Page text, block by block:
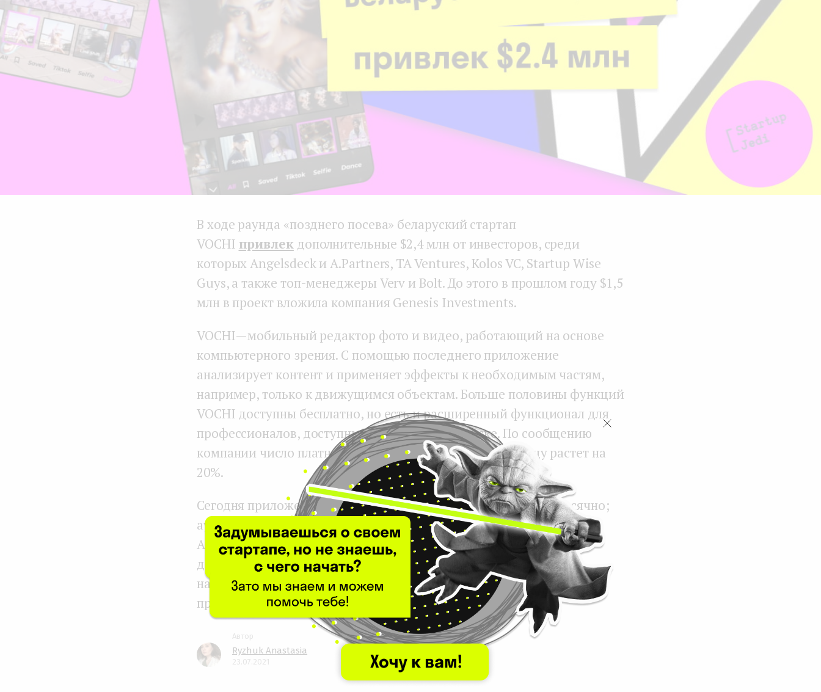
В ходе раунда «позднего посева» беларуский стартап
VOCHI привлек дополнительные $2,4 млн от инвесторов, среди
которых Angelsdeck и A.Partners, TA Ventures, Kolos VC, Startup Wise
Guys, а также топ-менеджеры Verv и Bolt. До этого в прошлом году $1,5
млн в проект вложила компания Genesis Investments.
VOCHI — мобильный редактор фото и видео, работающий на основе
компьютерного зрения. С помощью последнего приложение
анализирует контент и применяет эффекты к необходимым частям,
например, только к движущимся объектам. Больше половины функций
VOCHI доступны бесплатно, но есть и расширенный функционал для
профессионалов, доступный по платной подписке. По сообщению
компании число платных подписчиков от месяца к месяцу растет на
20%.
Сегодня приложение используют более 500 000 человек ежемесячно;
аудитория глобальная: VOCHI признали App of the Day по версии
AppStore в 126 странах в апреле 2021. Выручка компании за год
достигла показателя в $4 млн. Привлеченные средства команда
направит на свое расширение, маркетинг и совершенствование
продукта.
Ryzhuk Anastasia
23.07.2021